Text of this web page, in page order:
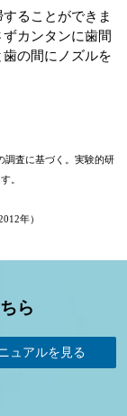
ることができま
カンタンに歯間
の間にノズルを
調査に基づく。実験的研
。
年）
ら
ュアルを見る